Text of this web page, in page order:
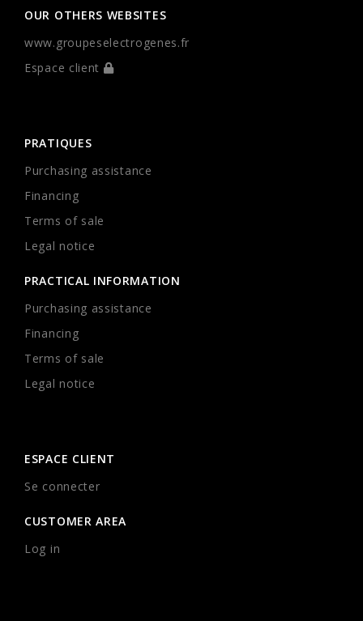
OUR OTHERS WEBSITES
www.groupeselectrogenes.fr
Espace client
PRATIQUES
Purchasing assistance
Financing
Terms of sale
Legal notice
PRACTICAL INFORMATION
Purchasing assistance
Financing
Terms of sale
Legal notice
ESPACE CLIENT
Se connecter
CUSTOMER AREA
Log in